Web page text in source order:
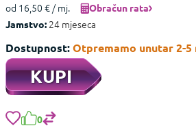
od 16,50 € / mj.
Obračun rata
Jamstvo: 24 mjeseca
Dostupnost:Otpremamo unutar 2-5
KUPI
0